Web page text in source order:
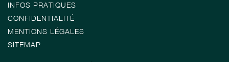
INFOS PRATIQUES
CONFIDENTIALITÉ
MENTIONS LÉGALES
SITEMAP